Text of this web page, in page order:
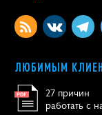
ЛЮБИМЫМ
27 причин
работать с